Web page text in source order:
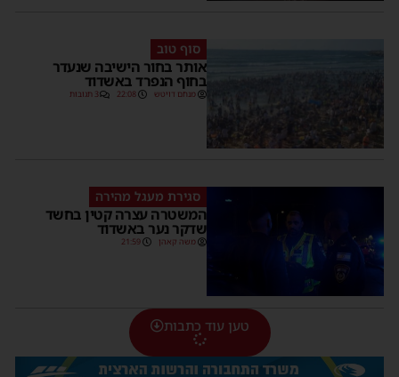
סוף טוב
אותר בחור הישיבה שנעדר
בחוף הנפרד באשדוד
מנחם דויטש 22:08 3 תגובות
סגירת מעגל מהירה
המשטרה עצרה קטין בחשד
שדקר נער באשדוד
משה קאהן 21:59
טען עוד כתבות